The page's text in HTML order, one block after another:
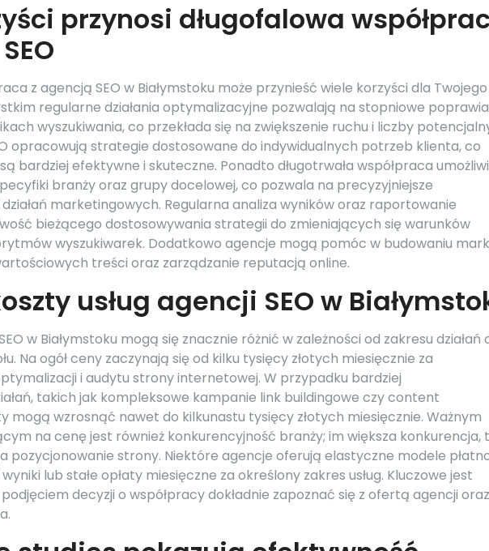
przynosi długofalowa
z agencją SEO w Białymstoku może przynieść wiele korzyści dla Twojego
regularne działania optymalizacyjne pozwalają na stopniowe
wyszukiwania, co przekłada się na zwiększenie ruchu i liczby
opracowują strategie dostosowane do indywidualnych potrzeb klienta, co
bardziej efektywne i skuteczne. Ponadto długotrwała współpraca
branży oraz grupy docelowej, co pozwala na precyzyjniejsze
marketingowych. Regularna analiza wyników oraz raportowanie
bieżącego dostosowywania strategii do zmieniających się warunków
wyszukiwarek. Dodatkowo agencje mogą pomóc w budowaniu
treści oraz zarządzanie reputacją online.
usług agencji SEO w
w Białymstoku mogą się znacznie różnić w zależności od zakresu działań
Na ogół ceny zaczynają się od kilku tysięcy złotych miesięcznie za
i audytu strony internetowej. W przypadku bardziej
takich jak kompleksowe kampanie link buildingowe czy content
mogą wzrosnąć nawet do kilkunastu tysięcy złotych miesięcznie. Ważnym
na cenę jest również konkurencyjność branży; im większa konkurencja,
pozycjonowanie strony. Niektóre agencje oferują elastyczne modele
lub stałe opłaty miesięczne za określony zakres usług. Kluczowe jest
decyzji o współpracy dokładnie zapoznać się z ofertą agencji